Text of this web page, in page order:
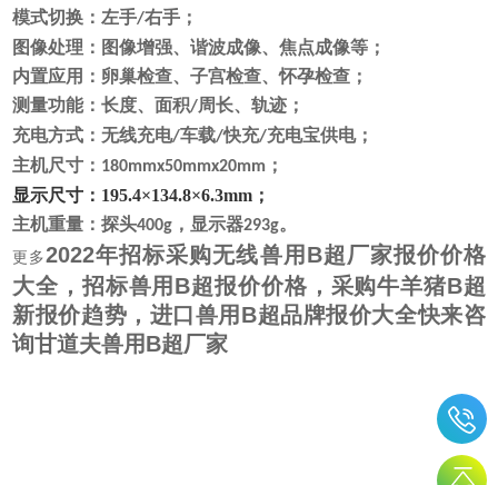
模式切换：左手/右手；
图像处理：图像增强、谐波成像、焦点成像等；
内置应用：卵巢检查、子宫检查、怀孕检查；
测量功能：长度、面积/周长、轨迹；
充电方式：无线充电/车载/快充/充电宝供电；
主机尺寸： 180mmx50mmx20mm ；
显示尺寸 ： 195.4×134.8×6.3mm ；
主机重量：探头400g ，显示器293g。
更多2022年招标采购无线兽用B超厂家报价价格
大全，招标兽用B超报价价格，采购牛羊猪B超
新报价趋势，进口兽用B超品牌报价大全快来咨
询甘道夫兽用B超厂家